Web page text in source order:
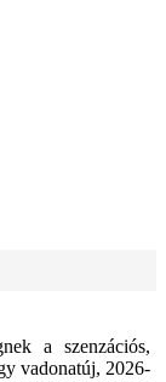
nek a szenzációs,
vadonatúj, 2026-